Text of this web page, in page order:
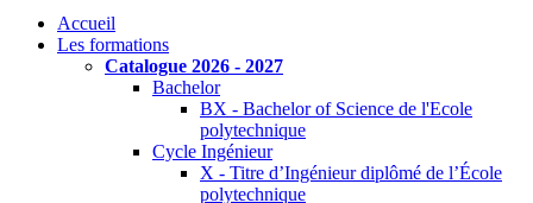
Accueil
Les formations
Catalogue 2026 - 2027
Bachelor
BX - Bachelor of Science de l'Ecole
polytechnique
Cycle Ingénieur
X - Titre d’Ingénieur diplômé de l’École
polytechnique